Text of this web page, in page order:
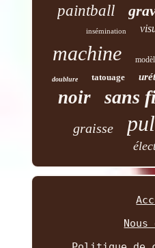
paintball
insémination
machine
doublure tatouage
noir sans
graisse